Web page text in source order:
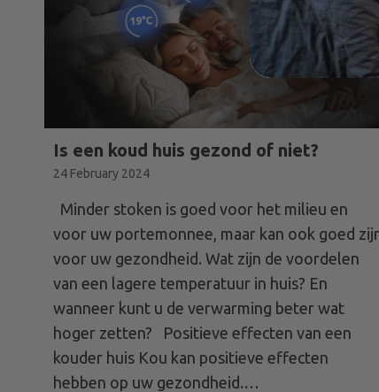
Is een koud huis gezond of niet?
24 February 2024
Minder stoken is goed voor het milieu en
voor uw portemonnee, maar kan ook goed
voor uw gezondheid. Wat zijn de voordelen
van een lagere temperatuur in huis? En
wanneer kunt u de verwarming beter wat
hoger zetten? Positieve effecten van een
kouder huis Kou kan positieve effecten
hebben op uw gezondheid.…